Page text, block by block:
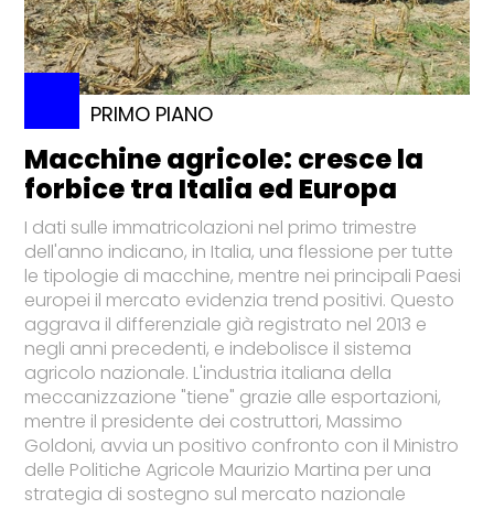
PRIMO PIANO
Macchine agricole: cresce la
forbice tra Italia ed Europa
I dati sulle immatricolazioni nel primo trimestre
dell'anno indicano, in Italia, una flessione per tutte
le tipologie di macchine, mentre nei principali Paesi
europei il mercato evidenzia trend positivi. Questo
aggrava il differenziale già registrato nel 2013 e
negli anni precedenti, e indebolisce il sistema
agricolo nazionale. L'industria italiana della
meccanizzazione "tiene" grazie alle esportazioni,
mentre il presidente dei costruttori, Massimo
Goldoni, avvia un positivo confronto con il Ministro
delle Politiche Agricole Maurizio Martina per una
strategia di sostegno sul mercato nazionale